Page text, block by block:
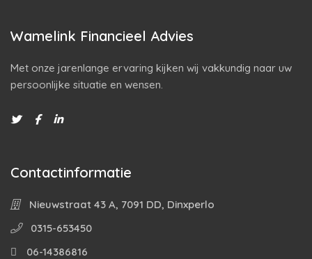
Wamelink Financieel Advies
Met onze jarenlange ervaring kijken wij vakkundig naar uw
persoonlijke situatie en wensen.
Contactinformatie
Nieuwstraat 43 A, 7091 DD, Dinxperlo
0315-653450
06-14386816